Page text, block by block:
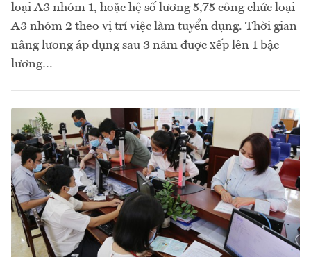
loại A3 nhóm 1, hoặc hệ số lương 5,75 công chức loại
A3 nhóm 2 theo vị trí việc làm tuyển dụng. Thời gian
nâng lương áp dụng sau 3 năm được xếp lên 1 bậc
lương…